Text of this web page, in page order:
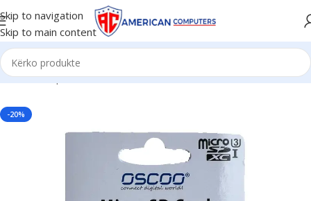
Skip to navigation
Skip to main content
Kreu/Komponent PC/SSD
-20%